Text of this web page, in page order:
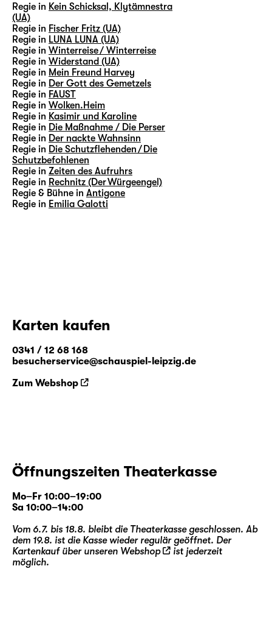
Regie in Kein Schicksal, Klytämnestra
(UA)
Regie in Fischer Fritz (UA)
Regie in LUNA LUNA (UA)
Regie in Winterreise / Winterreise
Regie in Widerstand (UA)
Regie in Mein Freund Harvey
Regie in Der Gott des Gemetzels
Regie in FAUST
Regie in Wolken.Heim
Regie in Kasimir und Karoline
Regie in Die Maßnahme / Die Perser
Regie in Der nackte Wahnsinn
Regie in Die Schutzflehenden / Die
Schutzbefohlenen
Regie in Zeiten des Aufruhrs
Regie in Rechnitz (Der Würgeengel)
Regie & Bühne in Antigone
Regie in Emilia Galotti
Karten kaufen
0341 / 12 68 168
besucherservice@schauspiel-leipzig.de
Zum Webshop
Öffnungszeiten Theaterkasse
Mo–Fr 10:00–19:00
Sa 10:00–14:00
Vom 6.7. bis 18.8. bleibt die Theaterkasse geschlossen. Ab
dem 19.8. ist die Kasse wieder regulär geöffnet. Der
Kartenkauf über unseren Webshop
ist jederzeit
möglich.